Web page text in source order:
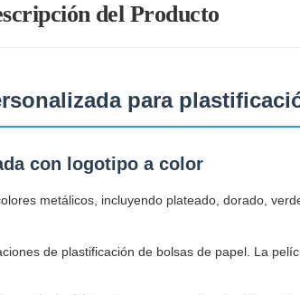
del Producto
para
con logotipo a color
metálicos, incluyendo plateado, dorado,
de plastificación de bolsas de papel. La